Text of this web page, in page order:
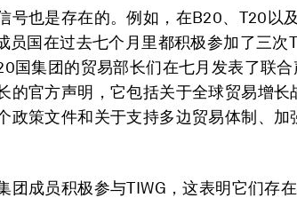
号也是存在的。例如，在B20、T20以
员国在过去七个月里都积极参加了三次
国集团的贸易部长们在七月发表了联
的官方声明，它包括关于全球贸易增
政策文件和关于支持多边贸易体制、
团成员积极参与TIWG，这表明它们存